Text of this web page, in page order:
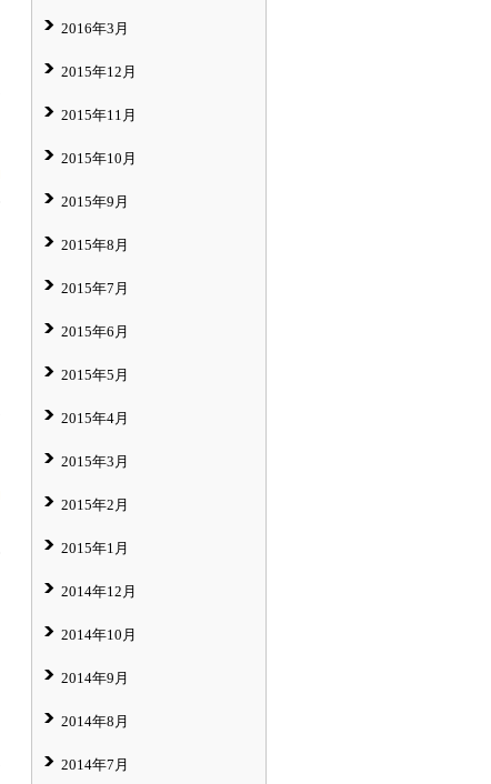
2016年3月
2015年12月
2015年11月
2015年10月
2015年9月
2015年8月
2015年7月
2015年6月
2015年5月
2015年4月
2015年3月
2015年2月
2015年1月
2014年12月
2014年10月
2014年9月
2014年8月
2014年7月